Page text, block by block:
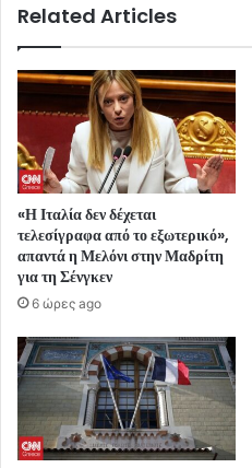
Related Articles
«Η Ιταλία δεν δέχεται
τελεσίγραφα από το εξωτερικό»,
απαντά η Μελόνι στην Μαδρίτη
για τη Σένγκεν
6 ώρες ago